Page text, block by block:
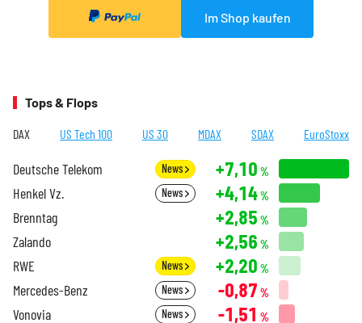
Im Shop kaufen
Tops & Flops
DAX US Tech 100 US 30 MDAX SDAX EuroStoxx
Deutsche Telekom News +7,10 %
Henkel Vz. News +4,14%
Brenntag +2,85 %
Zalando +2,56 %
RWE News +2,20 %
Mercedes-Benz News -0,87 %
Vonovia News -1,51 %